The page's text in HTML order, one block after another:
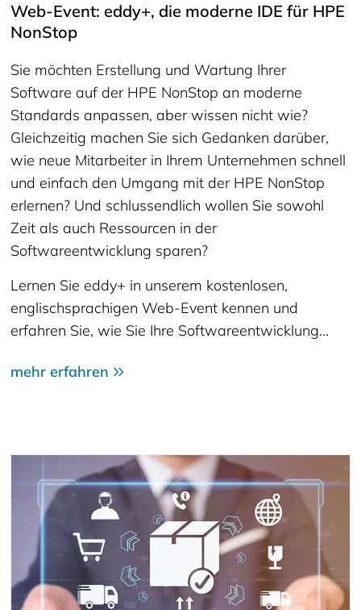
Web-Event: eddy+, die moderne IDE für HPE
NonStop
Sie möchten Erstellung und Wartung Ihrer
Software auf der HPE NonStop an moderne
Standards anpassen, aber wissen nicht wie?
Gleichzeitig machen Sie sich Gedanken darüber,
wie neue Mitarbeiter in Ihrem Unternehmen schnell
und einfach den Umgang mit der HPE NonStop
erlernen? Und schlussendlich wollen Sie sowohl
Zeit als auch Ressourcen in der
Softwareentwicklung sparen?
Lernen Sie eddy+ in unserem kostenlosen,
englischsprachigen Web-Event kennen und
erfahren Sie, wie Sie Ihre Softwareentwicklung…
mehr erfahren